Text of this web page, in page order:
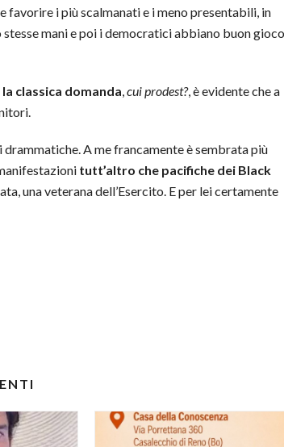
favorire i più scalmanati e i meno presentabili, in
mani e poi i democratici abbiano buon gioco
classica domanda,cui prodest?, è evidente che a
A me francamente è sembrata più
tutt’altro che pacifiche dei Black
una veterana dell’Esercito. E per lei certamente